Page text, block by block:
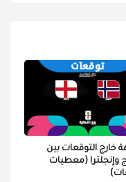
خارج التوقعات بين
وإنجلترا (معطيات